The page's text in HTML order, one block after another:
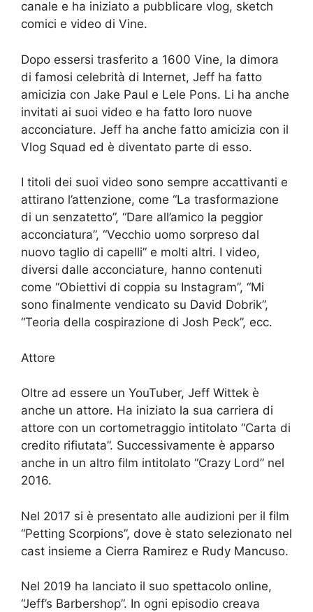
canale e ha iniziato a pubblicare vlog, sketch
comici e video di Vine.
Dopo essersi trasferito a 1600 Vine, la dimora
di famosi celebrità di Internet, Jeff ha fatto
amicizia con Jake Paul e Lele Pons. Li ha anche
invitati ai suoi video e ha fatto loro nuove
acconciature. Jeff ha anche fatto amicizia con il
Vlog Squad ed è diventato parte di esso.
I titoli dei suoi video sono sempre accattivanti e
attirano l’attenzione, come “La trasformazione
di un senzatetto”, “Dare all’amico la peggior
acconciatura”, “Vecchio uomo sorpreso dal
nuovo taglio di capelli” e molti altri. I video,
diversi dalle acconciature, hanno contenuti
come “Obiettivi di coppia su Instagram”, “Mi
sono finalmente vendicato su David Dobrik”,
“Teoria della cospirazione di Josh Peck”, ecc.
Attore
Oltre ad essere un YouTuber, Jeff Wittek è
anche un attore. Ha iniziato la sua carriera di
attore con un cortometraggio intitolato “Carta di
credito rifiutata”. Successivamente è apparso
anche in un altro film intitolato “Crazy Lord” nel
2016.
Nel 2017 si è presentato alle audizioni per il film
“Petting Scorpions”, dove è stato selezionato nel
cast insieme a Cierra Ramirez e Rudy Mancuso.
Nel 2019 ha lanciato il suo spettacolo online,
“Jeff’s Barbershop”. In ogni episodio creava